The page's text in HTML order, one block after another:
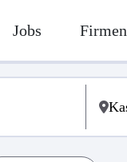
Jobs Firmen